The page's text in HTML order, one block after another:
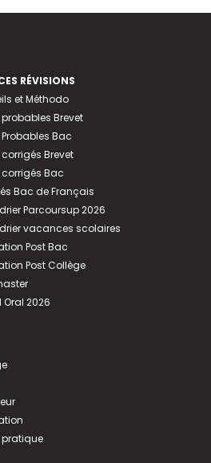
RÉVISIONS
et Méthodo
probables Brevet
Bac
Brevet
corrigés Bac
Bac de Français
Parcoursup 2026
vacances scolaires
Post Bac
Post Collège
2026